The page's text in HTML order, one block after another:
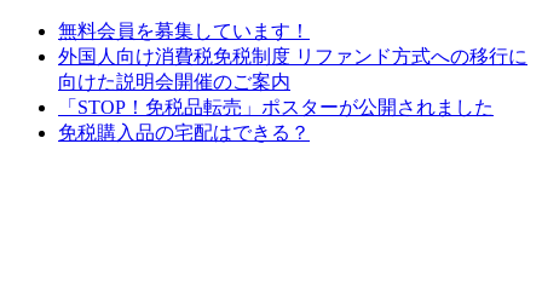
無料会員を募集しています！
外国人向け消費税免税制度 リファンド方式への移行に
向けた説明会開催のご案内
「STOP！免税品転売」ポスターが公開されました
免税購入品の宅配はできる？